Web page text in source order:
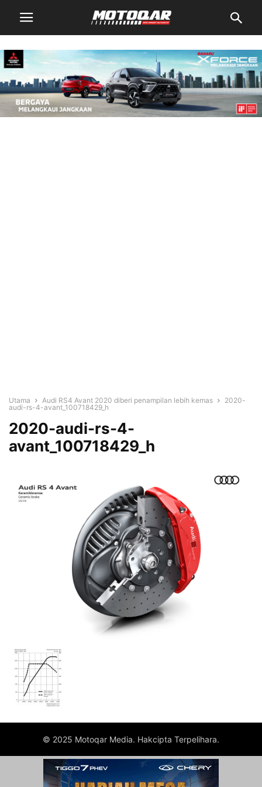
Utama Audi RS4 Avant 2020 diberi penampilan lebih kemas
2020-
audi-rs-4-avant_100718429_h
2020-audi-rs-4-
avant_100718429_h
© 2025 Motoqar Media. Hakcipta Terpelihara.